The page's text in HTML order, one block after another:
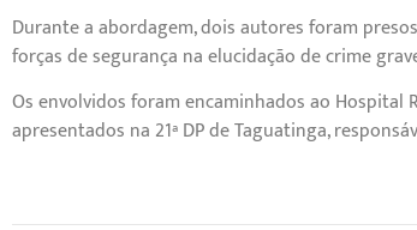
Durante a abordagem, dois autores foram
forças de segurança na elucidação de crime
Os envolvidos foram encaminhados ao
apresentados na 21ª DP de Taguatinga,